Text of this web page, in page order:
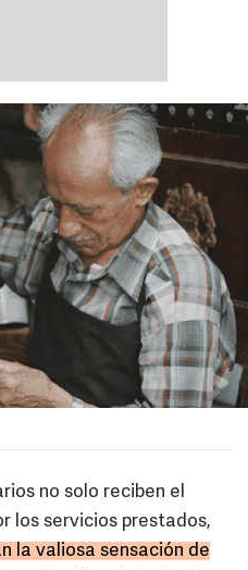
no solo reciben el
los servicios prestados,
la valiosa sensación de